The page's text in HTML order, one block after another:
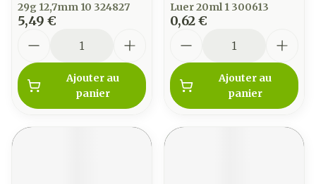
29g 12,7mm 10 324827
5,49 €
Ajouter au
panier
Luer 20ml 1 300613
0,62 €
Ajouter au
panier